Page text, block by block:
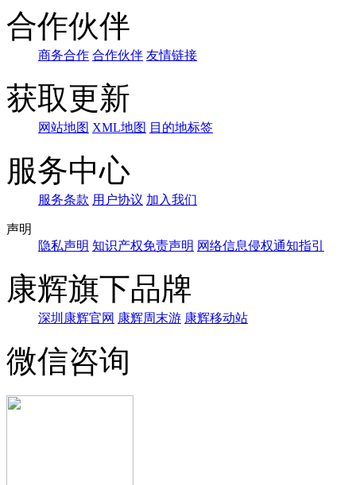
合作伙伴
商务合作 合作伙伴 友情链接
获取更新
网站地图 XML地图 目的地标签
服务中心
服务条款 用户协议 加入我们
声明
隐私声明 知识产权免责声明 网络信息侵权通知指引
康辉旗下品牌
深圳康辉官网 康辉周末游 康辉移动站
微信咨询